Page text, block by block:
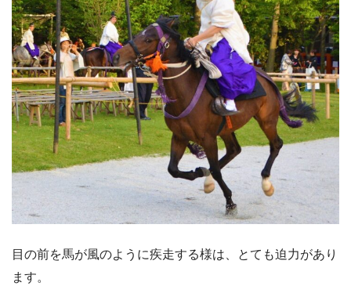
目の前を馬が風のように疾走する様は、とても迫力があり
ます。